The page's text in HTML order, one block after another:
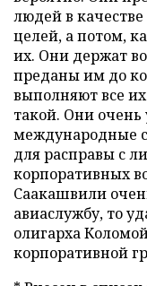
людей в
целей, а потом,
их. Они держат
преданы им до
выполняют все
такой. Они очень
международные
для расправы с
корпоративных
Саакашвили
авиаслужбу, то
олигарха
корпоративной